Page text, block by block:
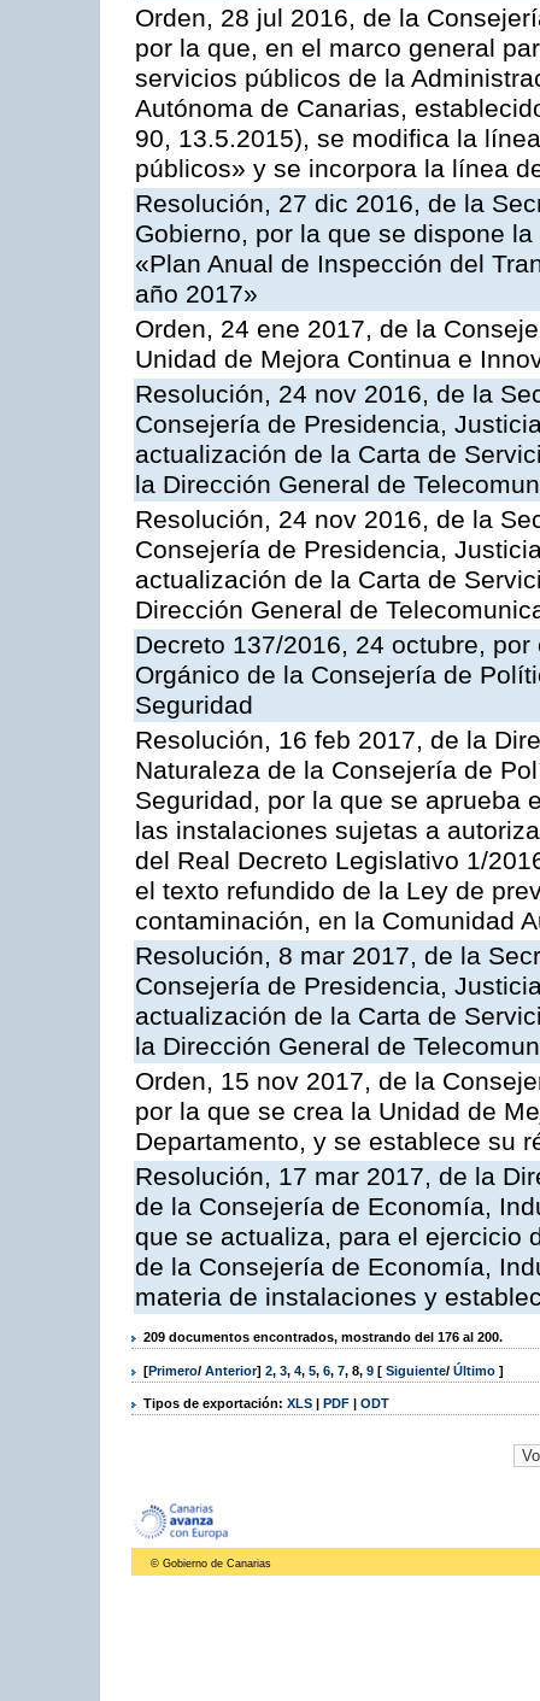
Orden, 28 jul 2016, de la
por la que, en el marco general
servicios públicos de la
Autónoma de Canarias,
90, 13.5.2015), se modifica la
públicos» y se incorpora la línea
Resolución, 27 dic 2016, de la
Gobierno, por la que se dispone
«Plan Anual de Inspección del
año 2017»
Orden, 24 ene 2017, de la
Unidad de Mejora Continua e
Resolución, 24 nov 2016, de la
Consejería de Presidencia,
actualización de la Carta de
la Dirección General de
Resolución, 24 nov 2016, de la
Consejería de Presidencia,
actualización de la Carta de
Dirección General de
Decreto 137/2016, 24 octubre,
Orgánico de la Consejería de
Seguridad
Resolución, 16 feb 2017, de la
Naturaleza de la Consejería de
Seguridad, por la que se aprueba
las instalaciones sujetas a
del Real Decreto Legislativo 1/
el texto refundido de la Ley de
contaminación, en la Comunidad
Resolución, 8 mar 2017, de la
Consejería de Presidencia,
actualización de la Carta de
la Dirección General de
Orden, 15 nov 2017, de la
por la que se crea la Unidad de
Departamento, y se establece su
Resolución, 17 mar 2017, de la
de la Consejería de Economía,
que se actualiza, para el ejercicio
de la Consejería de Economía,
materia de instalaciones y
209 documentos encontrados, mostrando del 176 al 200.
[Primero/ Anterior] 2, 3, 4, 5, 6, 7, 8, 9 [ Siguiente/ Último ]
Tipos de exportación: XLS | PDF | ODT
© Gobierno de Canarias